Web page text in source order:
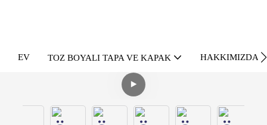
EV TOZ BOYALI TAPA VE KAPAK HAKKIMIZDA